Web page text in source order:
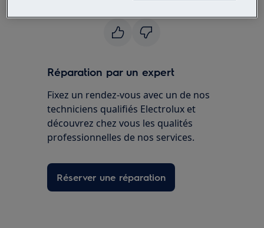
Réparation par un expert
Fixez un rendez-vous avec un de nos
techniciens qualifiés Electrolux et
découvrez chez vous les qualités
professionnelles de nos services.
Réserver une réparation